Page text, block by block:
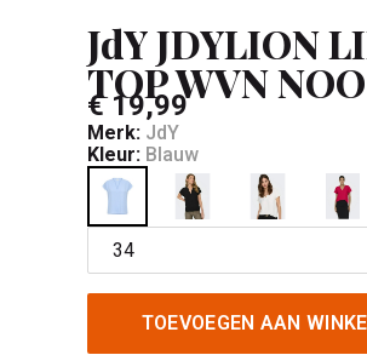
JdY JDYLION
TOP WVN
€ 19,99
Merk: JdY
Kleur: Blauw
TOEVOEGEN AAN